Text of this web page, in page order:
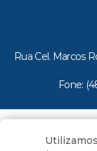
Rua Cel. Marcos
Fone: